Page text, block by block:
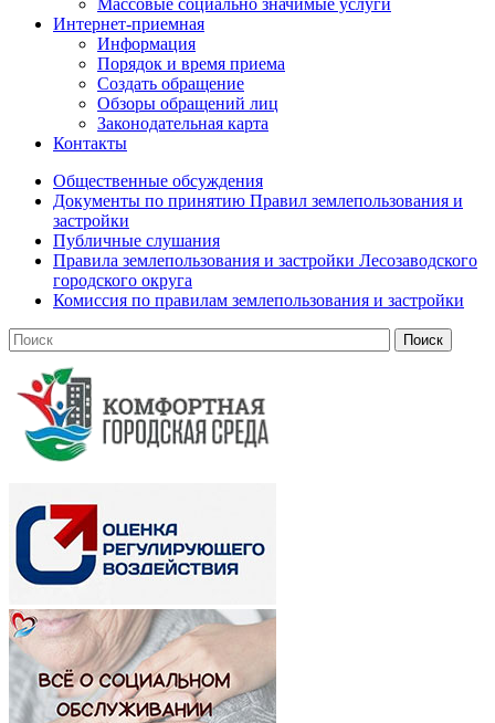
Массовые социально значимые услуги
Интернет-приемная
Информация
Порядок и время приема
Создать обращение
Обзоры обращений лиц
Законодательная карта
Контакты
Общественные обсуждения
Документы по принятию Правил землепользования и
застройки
Публичные слушания
Правила землепользования и застройки Лесозаводского
городского округа
Комиссия по правилам землепользования и застройки